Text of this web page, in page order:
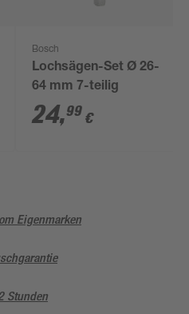
Bosch
Lochsägen-Set Ø 26-
64 mm 7-teilig
24,99 €
Eigenmarken
Stunden